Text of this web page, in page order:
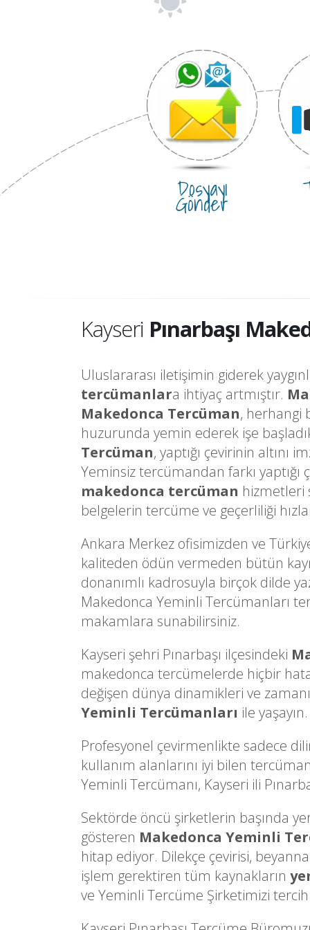
Dosyayı
Gönder
Kayseri Pınarbaşı
Uluslararası iletişimin giderek
tercümanlara ihtiyaç artmıştır.
Makedonca Tercüman, herhangi
huzurunda yemin ederek işe
Tercüman, yaptığı çevirinin altını
Yeminsiz tercümandan farkı
makedonca tercüman hizmetleri
belgelerin tercüme ve geçerliliği
Ankara Merkez ofisimizden ve
kaliteden ödün vermeden bütün
donanımlı kadrosuyla birçok dilde
Makedonca Yeminli Tercümanları
makamlara sunabilirsiniz.
Kayseri şehri Pınarbaşı ilçesindeki
makedonca tercümelerde hiçbir
değişen dünya dinamikleri ve
Yeminli Tercümanları ile yaşayın.
Profesyonel çevirmenlikte sadece
kullanım alanlarını iyi bilen
Yeminli Tercümanı, Kayseri ili
Sektörde öncü şirketlerin başında
gösteren Makedonca Yeminli
hitap ediyor. Dilekçe çevirisi,
işlem gerektiren tüm kaynakların
ve Yeminli Tercüme Şirketimizi